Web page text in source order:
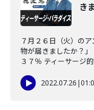
き
７月２６日（火）の
物が届きましたか？
３７％ ティーサージ
2022.07.26 |